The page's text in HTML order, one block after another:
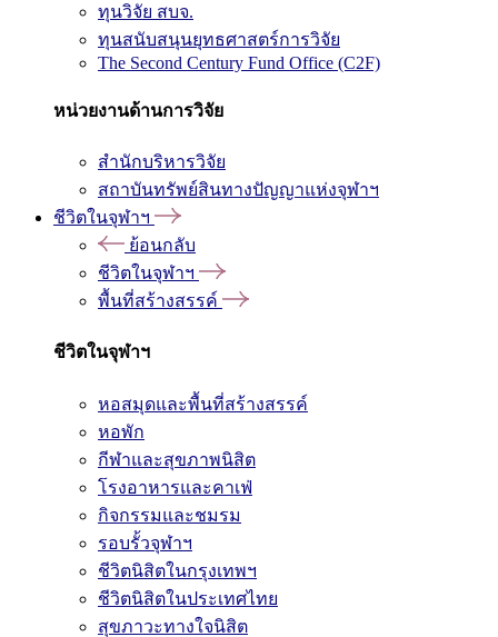
ทุนวิจัย สบจ.
ทุนสนับสนุนยุทธศาสตร์การวิจัย
The Second Century Fund Office (C2F)
หน่วยงานด้านการวิจัย
สำนักบริหารวิจัย
สถาบันทรัพย์สินทางปัญญาแห่งจุฬาฯ
ชีวิตในจุฬาฯ
ย้อนกลับ
ชีวิตในจุฬาฯ
พื้นที่สร้างสรรค์
ชีวิตในจุฬาฯ
หอสมุดและพื้นที่สร้างสรรค์
หอพัก
กีฬาและสุขภาพนิสิต
โรงอาหารและคาเฟ่
กิจกรรมและชมรม
รอบรั้วจุฬาฯ
ชีวิตนิสิตในกรุงเทพฯ
ชีวิตนิสิตในประเทศไทย
สุขภาวะทางใจนิสิต